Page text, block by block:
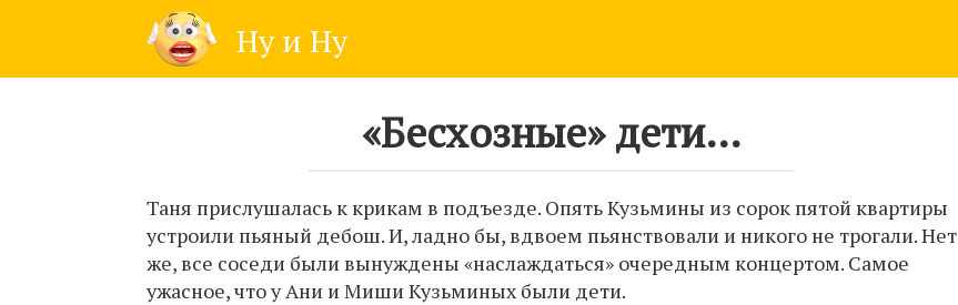
Ну и Ну
«Бесхозные» дети…
Таня прислушалась к крикам в подъезде. Опять Кузьмины из сорок пятой квартиры
устроили пьяный дебош. И, ладно бы, вдвоем пьянствовали и никого не трогали. Нет
же, все соседи были вынуждены «наслаждаться» очередным концертом. Самое
ужасное, что у Ани и Миши Кузьминых были дети.